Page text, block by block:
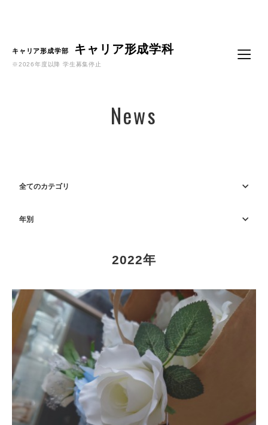
キャリア形成学部 キャリア形成学科
※2026年度以降 学生募集停止
News
全てのカテゴリ
年別
2022年